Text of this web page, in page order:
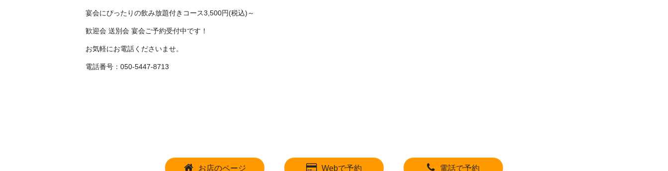
宴会にぴったりの飲み放題付きコース3,500円(税込)～
歓迎会 送別会 宴会ご予約受付中です！
お気軽にお電話くださいませ。
電話番号：050-5447-8713
お店のページ Webで予約 電話で予約